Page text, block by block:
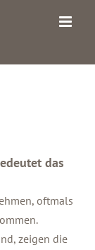
das
oftmals
zeigen die